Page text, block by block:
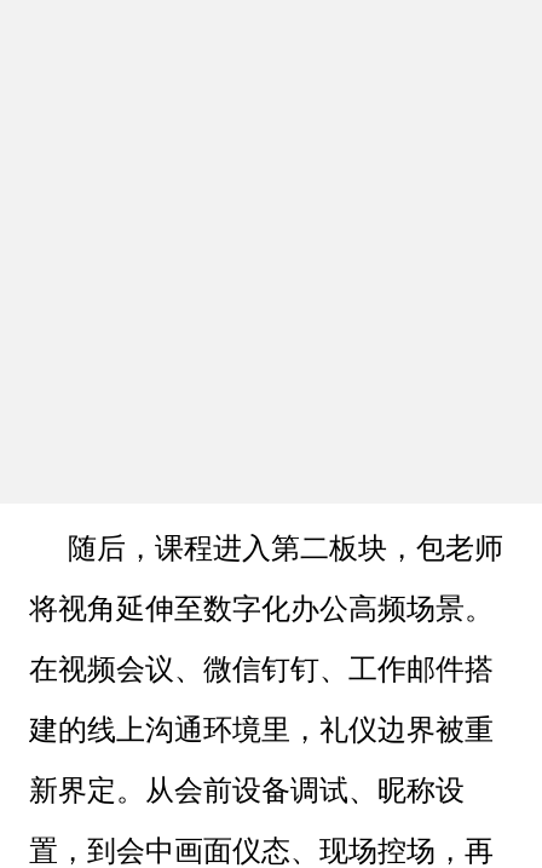
随后，课程进入第二板块，包老师
将视角延伸至数字化办公高频场景。
在视频会议、微信钉钉、工作邮件搭
建的线上沟通环境里，礼仪边界被重
新界定。从会前设备调试、昵称设
置，到会中画面仪态、现场控场，再